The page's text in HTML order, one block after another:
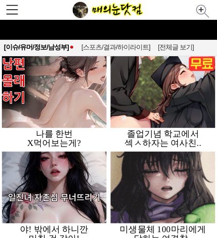
[이슈/유머/정보/남성부] [스포츠/결과/하이라이트] [전체글 보기]